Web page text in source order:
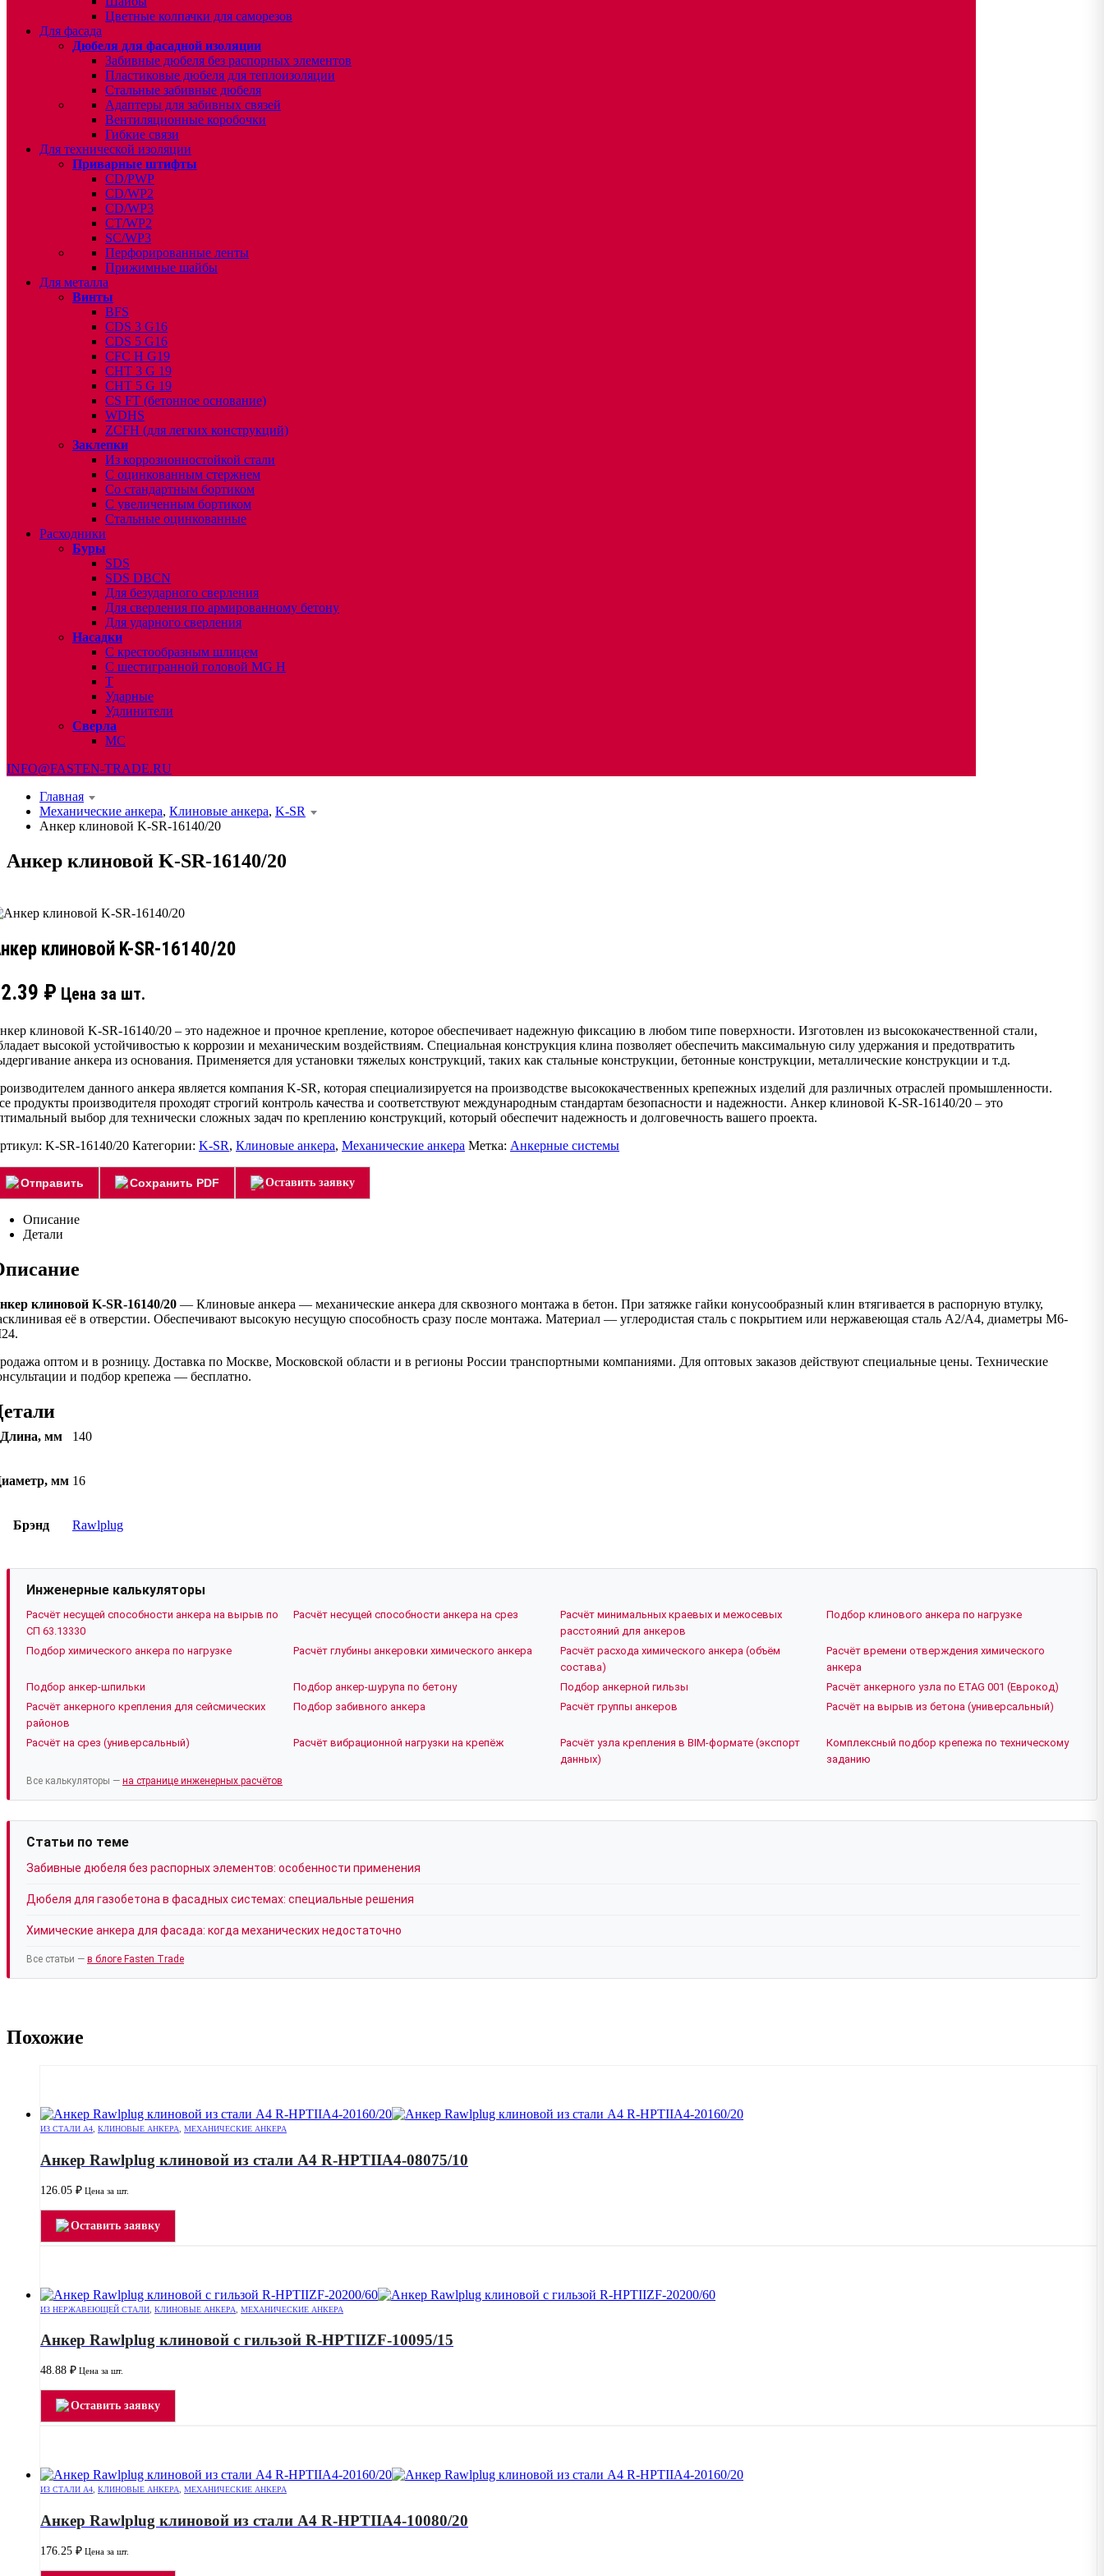
Цветные колпачки для саморезов
Для фасада
Дюбеля для фасадной изоляции
Забивные дюбеля без распорных элементов
Пластиковые дюбеля для теплоизоляции
Стальные забивные дюбеля
Адаптеры для забивных связей
Вентиляционные коробочки
Гибкие связи
Для технической изоляции
Приварные штифты
CD/PWP
CD/WP2
CD/WP3
CT/WP2
SC/WP3
Перфорированные ленты
Прижимные шайбы
Для металла
Винты
BFS
CDS 3 G16
CDS 5 G16
CFC H G19
CHT 3 G 19
CHT 5 G 19
CS FT (бетонное основание)
WDHS
ZCFH (для легких конструкций)
Заклепки
Из коррозионностойкой стали
С оцинкованным стержнем
Со стандартным бортиком
С увеличенным бортиком
Стальные оцинкованные
Расходники
Буры
SDS
SDS DBCN
Для безударного сверления
Для сверления по армированному бетону
Для ударного сверления
Насадки
С крестообразным шлицем
С шестигранной головой MG H
T
Ударные
Удлинители
Сверла
МС
INFO@FASTEN-TRADE.RU
Главная
Механические анкера, Клиновые анкера, K-SR
Анкер клиновой K-SR-16140/20
Анкер клиновой K-SR-16140/20
клиновой K-SR-16140/20
₽ Цена за шт.
клиновой K-SR-16140/20 – это надежное и прочное крепление, которое обеспечивает надежную фиксацию в любом типе поверхности. Изготовлен из высококачественной стали,
высокой устойчивостью к коррозии и механическим воздействиям. Специальная конструкция клина позволяет обеспечить максимальную силу удержания и предотвратить
анкера из основания. Применяется для установки тяжелых конструкций, таких как стальные конструкции, бетонные конструкции, металлические конструкции и т.д.
данного анкера является компания K-SR, которая специализируется на производстве высококачественных крепежных изделий для различных отраслей промышленности.
продукты производителя проходят строгий контроль качества и соответствуют международным стандартам безопасности и надежности. Анкер клиновой K-SR-16140/20 – это
выбор для технически сложных задач по креплению конструкций, который обеспечит надежность и долговечность вашего проекта.
K-SR-16140/20 Категории: K-SR, Клиновые анкера, Механические анкера Метка: Анкерные системы
Отправить Сохранить PDF Оставить заявку
Описание
Детали
клиновой K-SR-16140/20 — Клиновые анкера — механические анкера для сквозного монтажа в бетон. При затяжке гайки конусообразный клин втягивается в распорную втулку,
её в отверстии. Обеспечивают высокую несущую способность сразу после монтажа. Материал — углеродистая сталь с покрытием или нержавеющая сталь A2/A4, диаметры M6-
оптом и в розницу. Доставка по Москве, Московской области и в регионы России транспортными компаниями. Для оптовых заказов действуют специальные цены. Технические
и подбор крепежа — бесплатно.
Длина, мм 140
мм 16
Брэнд Rawlplug
Инженерные калькуляторы
Расчёт несущей способности анкера на вырыв по
СП 63.13330
Расчёт несущей способности анкера на срез
Расчёт минимальных краевых и межосевых
расстояний для анкеров
Подбор клинового анкера по нагрузке
Подбор химического анкера по нагрузке Расчёт глубины анкеровки химического анкера
Расчёт расхода химического анкера (объём
состава)
Расчёт времени отверждения химического
анкера
Подбор анкер-шпильки
Подбор анкер-шурупа по бетону Подбор анкерной гильзы
Расчёт анкерного узла по ETAG 001 (Еврокод)
Расчёт анкерного крепления для сейсмических
районов
Подбор забивного анкера Расчёт группы анкеров Расчёт на вырыв из бетона (универсальный)
Расчёт на срез (универсальный) Расчёт вибрационной нагрузки на крепёж
Расчёт узла крепления в BIM-формате (экспорт
данных)
Комплексный подбор крепежа по техническому
заданию
Все калькуляторы — на странице инженерных расчётов
Статьи по теме
Забивные дюбеля без распорных элементов: особенности применения
Дюбеля для газобетона в фасадных системах: специальные решения
Химические анкера для фасада: когда механических недостаточно
Все статьи — в блоге Fasten Trade
Похожие
ИЗ СТАЛИ А4, КЛИНОВЫЕ АНКЕРА, МЕХАНИЧЕСКИЕ АНКЕРА
Анкер Rawlplug клиновой из стали А4 R-HPTIIA4-08075/10
126.05 ₽ Цена за шт.
Оставить заявку
ИЗ НЕРЖАВЕЮЩЕЙ СТАЛИ КЛИНОВЫЕ АНКЕРА МЕХАНИЧЕСКИЕ АНКЕРА
Анкер Rawlplug клиновой с гильзой R-HPTIIZF-10095/15
48.88 ₽ Цена за шт.
Оставить заявку
ИЗ СТАЛИ А4, КЛИНОВЫЕ АНКЕРА, МЕХАНИЧЕСКИЕ АНКЕРА
Анкер Rawlplug клиновой из стали А4 R-HPTIIA4-10080/20
176.25 ₽ Цена за шт.